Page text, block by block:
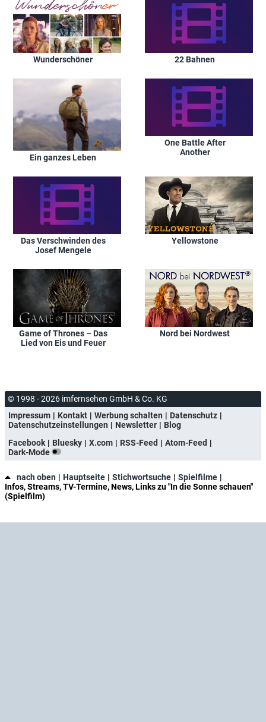
Wunderschöner 22 Bahnen
Ein ganzes Leben
One Battle After
Another
Das Verschwinden des
Josef Mengele
Yellowstone
Game of Thrones – Das
Lied von Eis und Feuer
Nord bei Nordwest
© 1998 - 2026 imfernsehen GmbH & Co. KG
Impressum
Kontakt Werbung schalten
Datenschutz
Datenschutzeinstellungen
Newsletter
Blog
Facebook
Bluesky X.com RSS-Feed
Atom-Feed
Dark-Mode
nach oben Hauptseite Stichwortsuche
Spielfilme
Infos, Streams, TV-Termine, News, Links zu "In die Sonne schauen"
(Spielfilm)